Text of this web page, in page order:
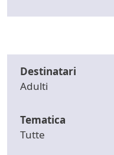
Destinatari
Adulti
Tematica
Tutte